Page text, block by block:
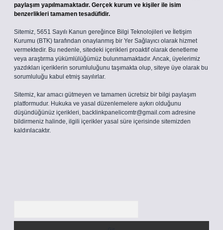
paylaşım yapılmamaktadır. Gerçek kurum ve kişiler ile isim
benzerlikleri tamamen tesadüfidir.
Sitemiz, 5651 Sayılı Kanun gereğince Bilgi Teknolojileri ve İletişim
Kurumu (BTK) tarafından onaylanmış bir Yer Sağlayıcı olarak hizmet
vermektedir. Bu nedenle, sitedeki içerikleri proaktif olarak denetleme
veya araştırma yükümlülüğümüz bulunmamaktadır. Ancak, üyelerimiz
yazdıkları içeriklerin sorumluluğunu taşımakta olup, siteye üye olarak bu
sorumluluğu kabul etmiş sayılırlar.
Sitemiz, kar amacı gütmeyen ve tamamen ücretsiz bir bilgi paylaşım
platformudur. Hukuka ve yasal düzenlemelere aykırı olduğunu
düşündüğünüz içerikleri, backlinkpanelicomtr@gmail.com adresine
bildirmeniz halinde, ilgili içerikler yasal süre içerisinde sitemizden
kaldırılacaktır.